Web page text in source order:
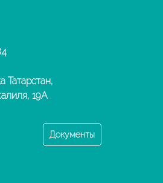
Татарстан,
19А
Документы